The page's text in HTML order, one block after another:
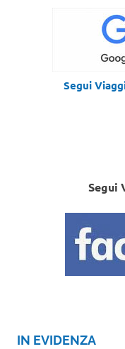
Segui
Segui
IN EVIDENZA